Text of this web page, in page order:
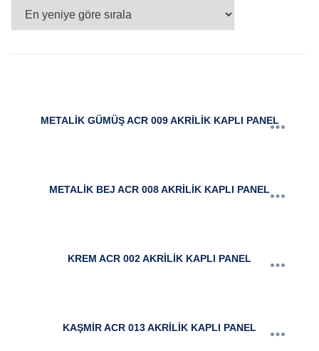
METALİK GÜMÜŞ ACR 009 AKRİLİK KAPLI PANEL
METALİK BEJ ACR 008 AKRİLİK KAPLI PANEL
KREM ACR 002 AKRİLİK KAPLI PANEL
KAŞMİR ACR 013 AKRİLİK KAPLI PANEL